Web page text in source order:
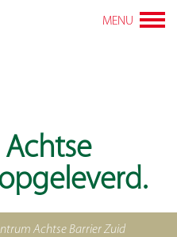
MENU
Achtse Barrier Zuid